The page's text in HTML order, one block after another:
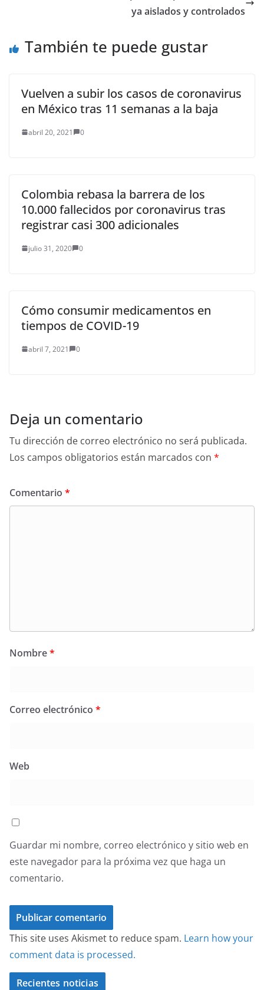
ya aislados y controlados
También te puede gustar
Vuelven a subir los casos de coronavirus
en México tras 11 semanas a la baja
abril 20, 2021 0
Colombia rebasa la barrera de los
10.000 fallecidos por coronavirus tras
registrar casi 300 adicionales
julio 31, 2020 0
Cómo consumir medicamentos en
tiempos de COVID-19
abril 7, 2021 0
Deja un comentario
Tu dirección de correo electrónico no será publicada.
Los campos obligatorios están marcados con *
Comentario *
Nombre*
Correo electrónico *
Web
Guardar mi nombre, correo electrónico y sitio web en
este navegador para la próxima vez que haga un
comentario.
This site uses Akismet to reduce spam. Learn how your
comment data is processed.
Recientes noticias